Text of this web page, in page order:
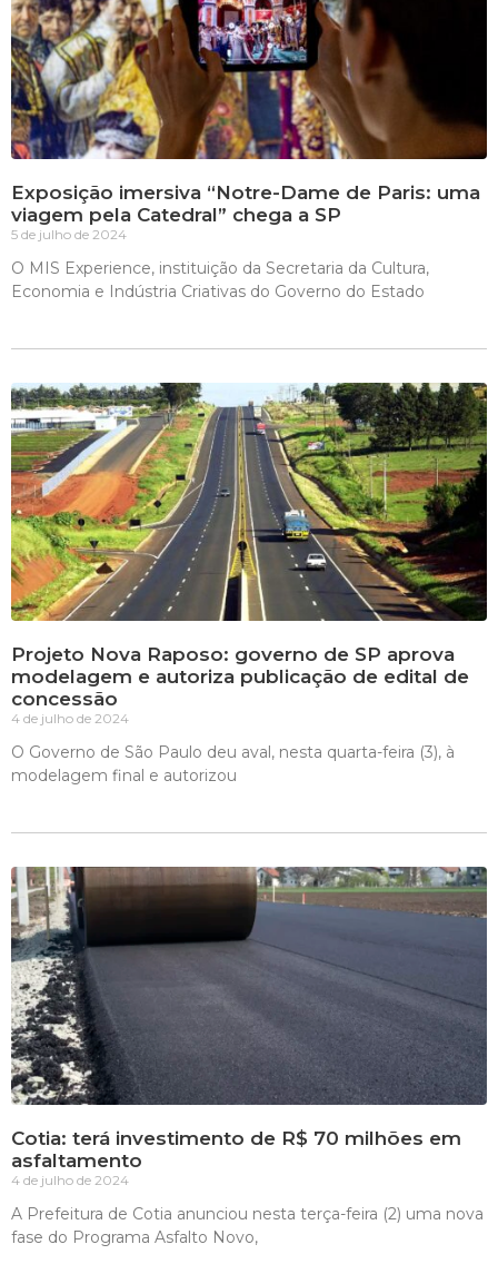
Exposição imersiva “Notre-Dame de Paris: uma
viagem pela Catedral” chega a SP
5 de julho de 2024
O MIS Experience, instituição da Secretaria da Cultura,
Economia e Indústria Criativas do Governo do Estado
Projeto Nova Raposo: governo de SP aprova
modelagem e autoriza publicação de edital de
concessão
4 de julho de 2024
O Governo de São Paulo deu aval, nesta quarta-feira (3), à
modelagem final e autorizou
Cotia: terá investimento de R$ 70 milhões em
asfaltamento
4 de julho de 2024
A Prefeitura de Cotia anunciou nesta terça-feira (2) uma nova
fase do Programa Asfalto Novo,